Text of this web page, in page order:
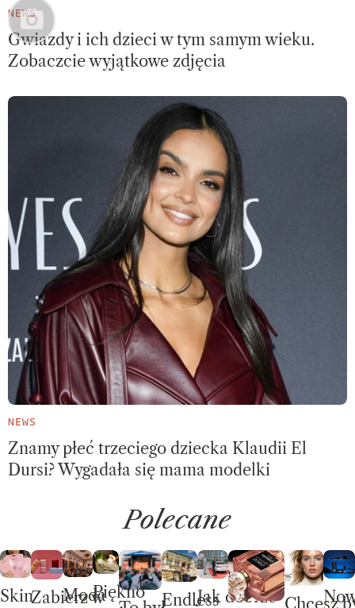
NEWS
Gwiazdy i ich dzieci w tym samym wieku.
Zobaczcie wyjątkowe zdjęcia
NEWS
Znamy płeć trzeciego dziecka Klaudii El
Dursi? Wygadała się mama modelki
Polecane
SkinZabierz w
ModaPiękno
EndlessJak dobrze